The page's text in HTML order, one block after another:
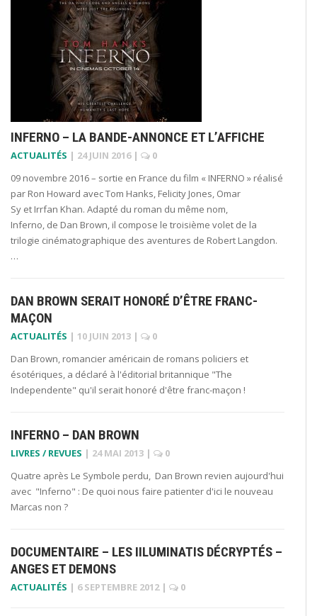
INFERNO – LA BANDE-ANNONCE ET L’AFFICHE
ACTUALITÉS | 24 JUIN 2016 |
0
09 novembre 2016 – sortie en France du film « INFERNO » réalisé
par Ron Howard avec Tom Hanks, Felicity Jones, Omar
Sy et Irrfan Khan. Adapté du roman du même nom,
Inferno, de Dan Brown, il compose le troisième volet de la
trilogie cinématographique des aventures de Robert Langdon.
…
DAN BROWN SERAIT HONORÉ D’ÊTRE FRANC-
MAÇON
ACTUALITÉS | 10 JUIN 2013 |
0
Dan Brown, romancier américain de romans policiers et
ésotériques, a déclaré à l'éditorial britannique "The
Independente" qu'il serait honoré d'être franc-maçon !
INFERNO – DAN BROWN
LIVRES / REVUES | 24 MAI 2013 |
0
Quatre après Le Symbole perdu, Dan Brown revien aujourd'hui
avec "Inferno" : De quoi nous faire patienter d'ici le nouveau
Marcas non ?
DOCUMENTAIRE – LES IILUMINATIS DÉCRYPTÉS –
ANGES ET DEMONS
ACTUALITÉS | 6 SEPTEMBRE 2012 | 0